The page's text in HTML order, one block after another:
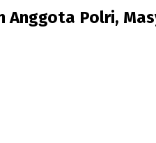
Anggota Polri,